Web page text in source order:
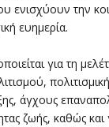
ενισχύουν την
ευημερία.
για τη
άγχους
ζωής, καθώς και